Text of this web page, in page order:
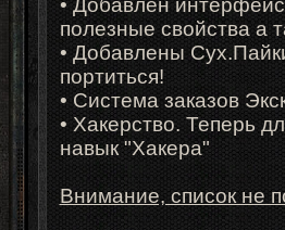
• Добавлен
полезные свойства а
• Добавлены
портиться!
• Система заказов
• Хакерство. Теперь
навык "Хакера"
Внимание, список не